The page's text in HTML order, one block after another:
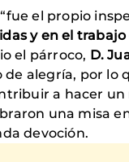
el propio
y en el
el párroco, D.
alegría, por lo
a hacer
una misa
devoción.